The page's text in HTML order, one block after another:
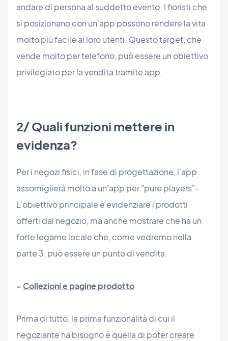
andare di persona al suddetto evento. I fioristi che
si posizionano con un'app possono rendere la vita
molto più facile ai loro utenti. Questo target, che
vende molto per telefono, può essere un obiettivo
privilegiato per la vendita tramite app.
2/ Quali funzioni mettere in
evidenza?
Per i negozi fisici, in fase di progettazione, l'app
assomiglierà molto a un'app per "pure players"-
L'obiettivo principale è evidenziare i prodotti
offerti dal negozio, ma anche mostrare che ha un
forte legame locale che, come vedremo nella
parte 3, può essere un punto di vendita.
-Collezioni e pagine prodotto
Prima di tutto, la prima funzionalità di cui il
negoziante ha bisogno è quella di poter creare